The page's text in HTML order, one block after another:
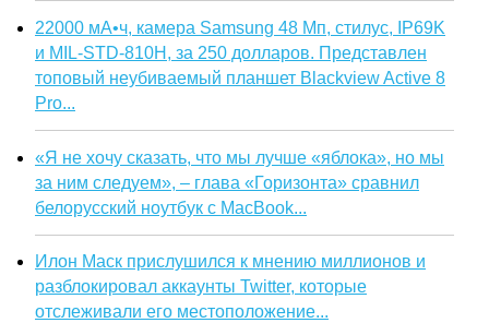
22000 мА•ч, камера Samsung 48 Мп, стилус, IP69K
и MIL-STD-810H, за 250 долларов. Представлен
топовый неубиваемый планшет Blackview Active 8
Pro...
«Я не хочу сказать, что мы лучше «яблока», но мы
за ним следуем», – глава «Горизонта» сравнил
белорусский ноутбук с MacBook...
Илон Маск прислушился к мнению миллионов и
разблокировал аккаунты Twitter, которые
отслеживали его местоположение...